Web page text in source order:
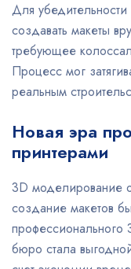
Для
создавать макеты
требующее
Процесс мог
реальным
Новая эра
принтерами
3D моделирование
создание макетов
профессионального
бюро стала